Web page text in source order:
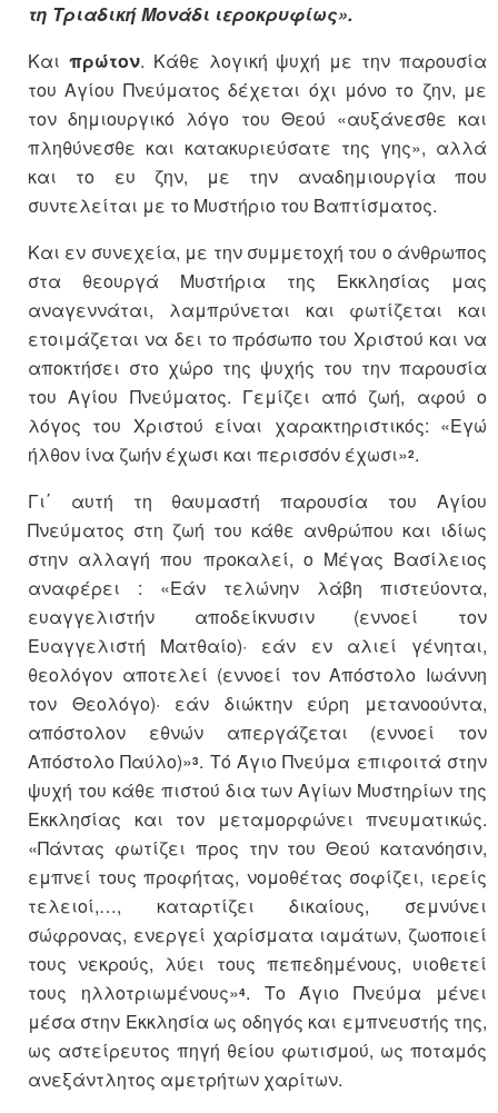
τη Τριαδική Μονάδι ιεροκρυφίως».
Και πρώτον. Κάθε λογική ψυχή με την παρουσία
του Αγίου Πνεύματος δέχεται όχι μόνο το ζην, με
τον δημιουργικό λόγο του Θεού «αυξάνεσθε και
πληθύνεσθε και κατακυριεύσατε της γης», αλλά
και το ευ ζην, με την αναδημιουργία που
συντελείται με το Μυστήριο του Βαπτίσματος.
Και εν συνεχεία, με την συμμετοχή του ο άνθρωπος
στα θεουργά Μυστήρια της Εκκλησίας μας
αναγεννάται, λαμπρύνεται και φωτίζεται και
ετοιμάζεται να δει το πρόσωπο του Χριστού και να
αποκτήσει στο χώρο της ψυχής του την παρουσία
του Αγίου Πνεύματος. Γεμίζει από ζωή, αφού ο
λόγος του Χριστού είναι χαρακτηριστικός: «Εγώ
ήλθον ίνα ζωήν έχωσι και περισσόν έχωσι»2.
Γι΄ αυτή τη θαυμαστή παρουσία του Αγίου
Πνεύματος στη ζωή του κάθε ανθρώπου και ιδίως
στην αλλαγή που προκαλεί, ο Μέγας Βασίλειος
αναφέρει : «Εάν τελώνην λάβη πιστεύοντα,
ευαγγελιστήν αποδείκνυσιν (εννοεί τον
Ευαγγελιστή Ματθαίο)· εάν εν αλιεί γένηται,
θεολόγον αποτελεί (εννοεί τον Απόστολο Ιωάννη
τον Θεολόγο)· εάν διώκτην εύρη μετανοούντα,
απόστολον εθνών απεργάζεται (εννοεί τον
Απόστολο Παύλο)»3. Τό Άγιο Πνεύμα επιφοιτά στην
ψυχή του κάθε πιστού δια των Αγίων Μυστηρίων της
Εκκλησίας και τον μεταμορφώνει πνευματικώς.
«Πάντας φωτίζει προς την του Θεού κατανόησιν,
εμπνεί τους προφήτας, νομοθέτας σοφίζει, ιερείς
τελειοί,…, καταρτίζει δικαίους, σεμνύνει
σώφρονας, ενεργεί χαρίσματα ιαμάτων, ζωοποιεί
τους νεκρούς, λύει τους πεπεδημένους, υιοθετεί
τους ηλλοτριωμένους»4. Το Άγιο Πνεύμα μένει
μέσα στην Εκκλησία ως οδηγός και εμπνευστής της,
ως αστείρευτος πηγή θείου φωτισμού, ως ποταμός
ανεξάντλητος αμετρήτων χαρίτων.